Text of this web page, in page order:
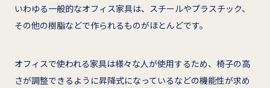
いわゆる一般的なオフィス家具は、スチールやプラスチック、
その他の樹脂などで作られるものがほとんどです。
オフィスで使われる家具は様々な人が使用するため、椅子の高
さが調整できるように昇降式になっているなどの機能性が求め